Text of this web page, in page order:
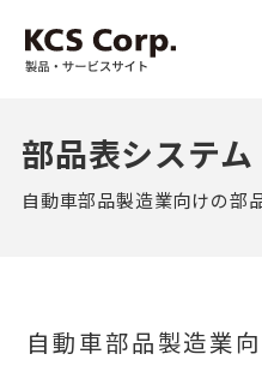
部品表システム
自動車部品製造業向けの部
自動車部品製造業